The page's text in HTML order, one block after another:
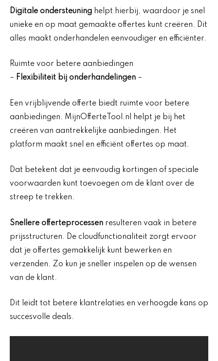
Digitale ondersteuning helpt hierbij, waardoor je snel
unieke en op maat gemaakte offertes kunt creëren. Dit
alles maakt onderhandelen eenvoudiger en efficiënter.
Ruimte voor betere aanbiedingen
– Flexibiliteit bij onderhandelingen –
Een vrijblijvende offerte biedt ruimte voor betere
aanbiedingen. MijnOfferteTool.nl helpt je bij het
creëren van aantrekkelijke aanbiedingen. Het
platform maakt snel en efficiënt offertes op maat.
Dat betekent dat je eenvoudig kortingen of speciale
voorwaarden kunt toevoegen om de klant over de
streep te trekken.
Snellere offerteprocessen resulteren vaak in betere
prijsstructuren. De cloudfunctionaliteit zorgt ervoor
dat je offertes gemakkelijk kunt bewerken en
verzenden. Zo kun je sneller inspelen op de wensen
van de klant.
Dit leidt tot betere klantrelaties en verhoogde kans op
succesvolle deals.